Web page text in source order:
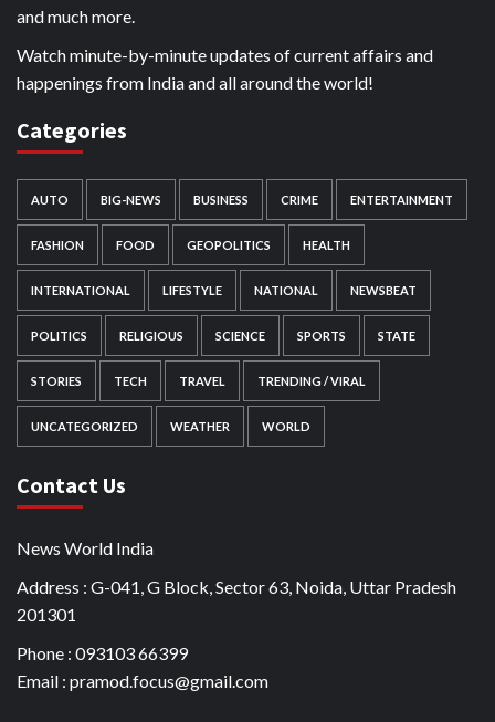
and much more.
Watch minute-by-minute updates of current affairs and
happenings from India and all around the world!
Categories
AUTO BIG-NEWS BUSINESS CRIME ENTERTAINMENT
FASHION FOOD GEOPOLITICS HEALTH
INTERNATIONAL LIFESTYLE NATIONAL NEWSBEAT
POLITICS RELIGIOUS SCIENCE SPORTS STATE
STORIES TECH TRAVEL TRENDING / VIRAL
UNCATEGORIZED WEATHER WORLD
Contact Us
News World India
Address : G-041, G Block, Sector 63, Noida, Uttar Pradesh
201301
Phone : 093103 66399
Email : pramod.focus@gmail.com